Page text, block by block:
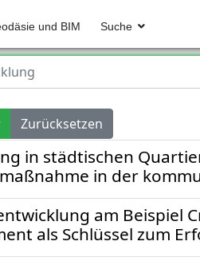
und BIM Suche
Zurücksetzen
in städtischen
in der
am Beispiel
als Schlüssel zum